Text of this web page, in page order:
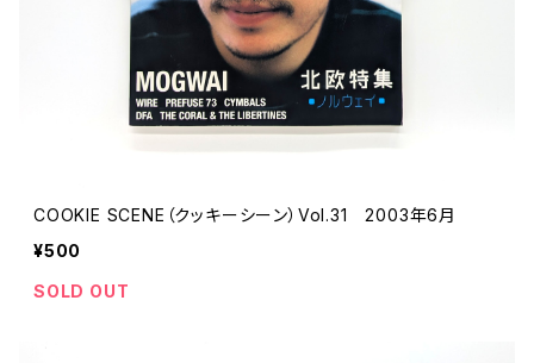
COOKIE SCENE（クッキーシーン）Vol.31 2003年6月
¥500
SOLD OUT